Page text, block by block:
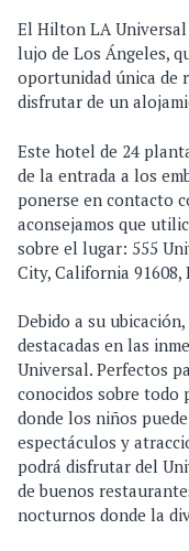
El Hilton LA
lujo de Los Ángeles,
oportunidad única de
disfrutar de un
Este hotel de 24
de la entrada a los
ponerse en contacto
aconsejamos que
sobre el lugar: 555
City, California 91608,
Debido a su
destacadas en las
Universal. Perfectos
conocidos sobre todo
donde los niños
espectáculos y
podrá disfrutar del
de buenos
nocturnos donde la